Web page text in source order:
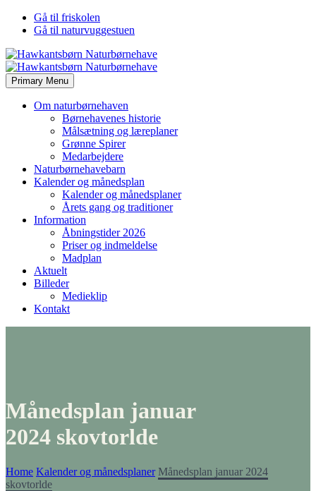
Gå til friskolen
Gå til naturvuggestuen
Primary Menu
Om naturbørnehaven
Børnehavenes historie
Målsætning og læreplaner
Grønne Spirer
Medarbejdere
Naturbørnehavebarn
Kalender og månedsplan
Kalender og månedsplaner
Årets gang og traditioner
Information
Åbningstider 2026
Priser og indmeldelse
Madplan
Aktuelt
Billeder
Medieklip
Kontakt
Månedsplan januar
2024 skovtorlde
Home Kalender og månedsplaner Månedsplan januar 2024
skovtorlde